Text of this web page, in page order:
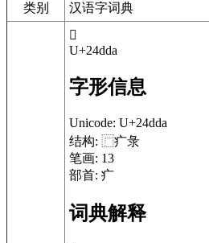
类别
汉语字词典
𤷚
U+24dda
字形信息
Unicode: U+24dda
结构: ⿸疒彔
笔画: 13
部首: 疒
词典解释